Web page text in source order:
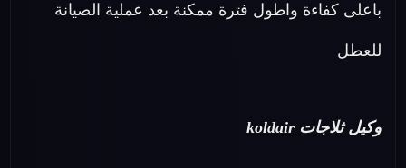
باعلى كفاءة واطول فترة ممكنة بعد عملية الصيانة
للعطل
وكيل ثلاجات koldair